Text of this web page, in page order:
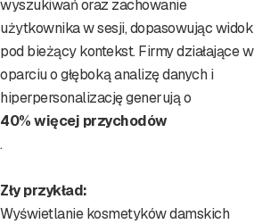
wyszukiwań oraz zachowanie
użytkownika w sesji, dopasowując widok
pod bieżący kontekst. Firmy działające w
oparciu o głęboką analizę danych i
hiperpersonalizację generują o
40% więcej przychodów
.
Zły przykład:
Wyświetlanie kosmetyków damskich